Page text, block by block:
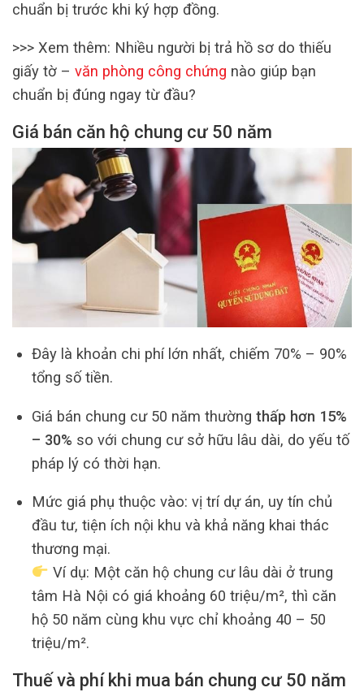
chuẩn bị trước khi ký hợp đồng.
>>> Xem thêm: Nhiều người bị trả hồ sơ do thiếu
giấy tờ – văn phòng công chứng nào giúp bạn
chuẩn bị đúng ngay từ đầu?
Giá bán căn hộ chung cư 50 năm
Đây là khoản chi phí lớn nhất, chiếm 70% – 90%
tổng số tiền.
Giá bán chung cư 50 năm thường thấp hơn 15%
– 30% so với chung cư sở hữu lâu dài, do yếu tố
pháp lý có thời hạn.
Mức giá phụ thuộc vào: vị trí dự án, uy tín chủ
đầu tư, tiện ích nội khu và khả năng khai thác
thương mại.
Ví dụ: Một căn hộ chung cư lâu dài ở trung
tâm Hà Nội có giá khoảng 60 triệu/m², thì căn
hộ 50 năm cùng khu vực chỉ khoảng 40 – 50
triệu/m².
Thuế và phí khi mua bán chung cư 50 năm